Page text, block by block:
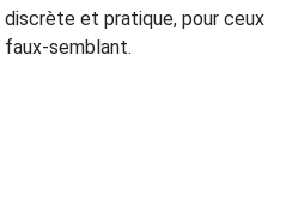
discrète et pratique, pour ceux
semblant.